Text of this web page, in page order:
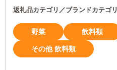
返礼品カテゴリ／ブランドカテゴリ
野菜 飲料類
その他 飲料類